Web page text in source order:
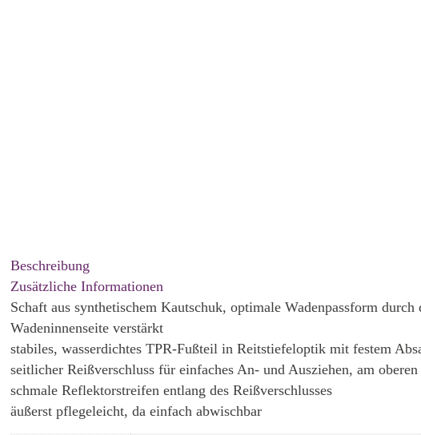
Beschreibung
Zusätzliche Informationen
Schaft aus synthetischem Kautschuk, optimale Wadenpassform
Wadeninnenseite verstärkt
stabiles, wasserdichtes TPR-Fußteil in Reitstiefeloptik mit festem
seitlicher Reißverschluss für einfaches An- und Ausziehen, am
schmale Reflektorstreifen entlang des Reißverschlusses
äußerst pflegeleicht, da einfach abwischbar